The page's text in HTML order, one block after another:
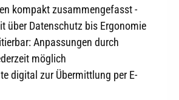
kompakt zusammengefasst -
über Datenschutz bis Ergonomie
Anpassungen durch
möglich
digital zur Übermittlung per E-